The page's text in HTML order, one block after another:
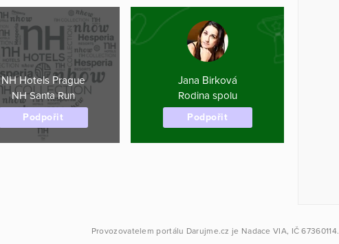
NH Hotels Prague
NH Santa Run
Podpořit
Jana Birková
Rodina spolu
Podpořit
Provozovatelem portálu Darujme.cz je Nadace VIA, IČ 67360114.